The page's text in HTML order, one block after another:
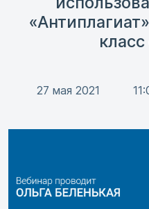
27 мая 2021